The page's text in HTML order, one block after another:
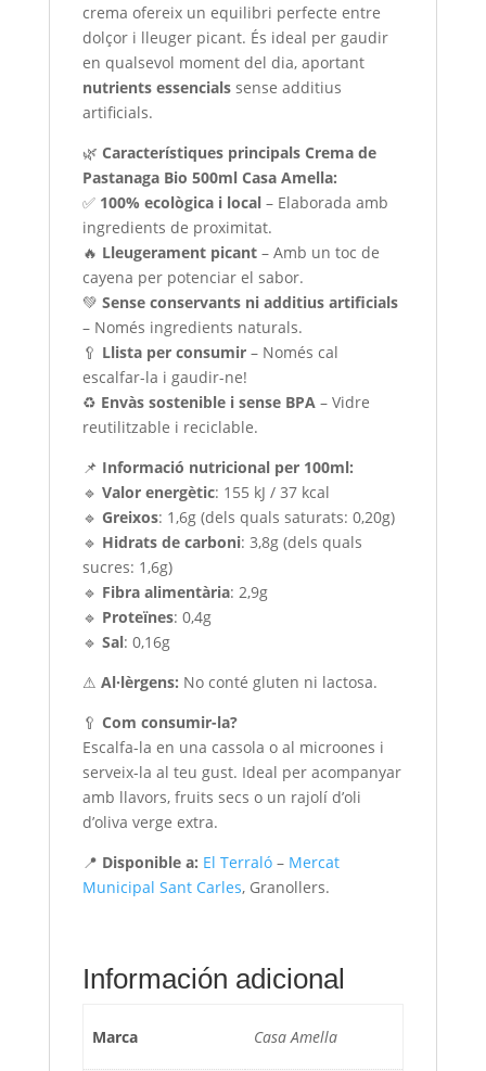
crema ofereix un equilibri perfecte entre
dolçor i lleuger picant. És ideal per gaudir
en qualsevol moment del dia, aportant
nutrients essencialssense additius
artificials.
🌿 Característiques principals Crema de
Pastanaga Bio 500ml Casa Amella:
✅ 100% ecològica i local– Elaborada amb
ingredients de proximitat.
🔥 Lleugerament picant– Amb un toc de
cayena per potenciar el sabor.
💚 Sense conservants ni additius artificials
– Només ingredients naturals.
🥄 Llista per consumir– Només cal
escalfar-la i gaudir-ne!
♻️ Envàs sostenible i sense BPA – Vidre
reutilitzable i reciclable.
📌 Informació nutricional per 100ml:
🔹 Valor energètic: 155 kJ / 37 kcal
🔹 Greixos: 1,6g (dels quals saturats: 0,20g)
🔹 Hidrats de carboni: 3,8g (dels quals
sucres: 1,6g)
🔹 Fibra alimentària: 2,9g
🔹 Proteïnes: 0,4g
🔹 Sal: 0,16g
⚠ Al·lèrgens: No conté gluten ni lactosa.
🥄 Com consumir-la?
Escalfa-la en una cassola o al microones i
serveix-la al teu gust. Ideal per acompanyar
amb llavors, fruits secs o un rajolí d’oli
d’oliva verge extra.
📍 Disponible a: El Terraló– Mercat
Municipal Sant Carles, Granollers.
Información adicional
Marca Casa Amella